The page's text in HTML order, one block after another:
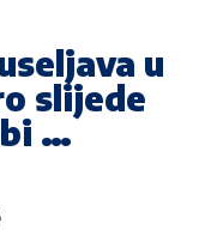
u
slijede
…